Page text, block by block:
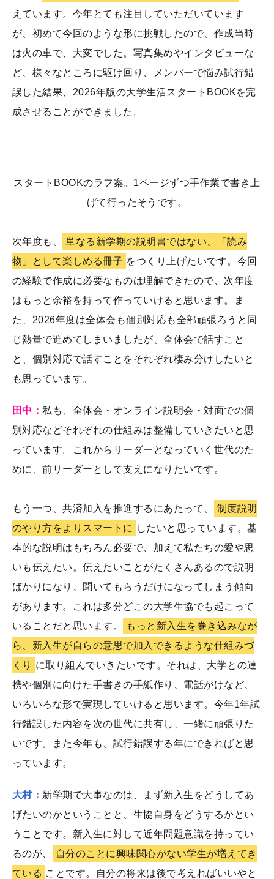
えています。今年とても注目していただいています
が、初めて今回のような形に挑戦したので、作成当時
は火の車で、大変でした。写真集めやインタビューな
ど、様々なところに駆け回り、メンバーで悩み試行錯
誤した結果、2026年版の大学生活スタートBOOKを完
成させることができました。
スタートBOOKのラフ案。1ページずつ手作業で書き上
げて行ったそうです。
次年度も、
単なる新学期の説明書ではない、「読み
物」として楽しめる冊子 をつくり上げたいです。今回
の経験で作成に必要なものは理解できたので、次年度
はもっと余裕を持って作っていけると思います。ま
た、2026年度は全体会も個別対応も全部頑張ろうと同
じ熱量で進めてしまいましたが、全体会で話すこと
と、個別対応で話すことをそれぞれ棲み分けしたいと
も思っています。
田中：私も、全体会・オンライン説明会・対面での個
別対応などそれぞれの仕組みは整備していきたいと思
っています。これからリーダーとなっていく世代のた
めに、前リーダーとして支えになりたいです。
もう一つ、共済加入を推進するにあたって、
制度説明
のやり方をよりスマートに
したいと思っています。基
本的な説明はもちろん必要で、加えて私たちの愛や思
いも伝えたい。伝えたいことがたくさんあるので説明
ばかりになり、聞いてもらうだけになってしまう傾向
があります。これは多分どこの大学生協でも起こって
いることだと思います。
もっと新入生を巻き込みなが
ら、新入生が自らの意思で加入できるような仕組みづ
くり
に取り組んでいきたいです。それは、大学との連
携や個別に向けた手書きの手紙作り、電話がけなど、
いろいろな形で実現していけると思います。今年1年試
行錯誤した内容を次の世代に共有し、一緒に頑張りた
いです。また今年も、試行錯誤する年にできればと思
っています。
大村： 新学期で大事なのは、まず新入生をどうしてあ
げたいのかということと、生協自身をどうするかとい
うことです。新入生に対して近年問題意識を持ってい
るのが、
自分のことに興味関心がない学生が増えてき
ている ことです。自分の将来は後で考えればいいやと